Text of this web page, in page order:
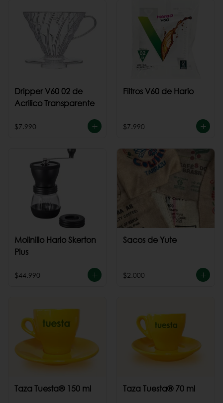
Dripper V60 02 de
Acrilico Transparente
$7.990
Filtros V60 de Hario
$7.990
Molinillo Hario Skerton
Plus
$44.990
Sacos de Yute
$2.000
Taza Tuesta® 150 ml Taza Tuesta® 70 ml